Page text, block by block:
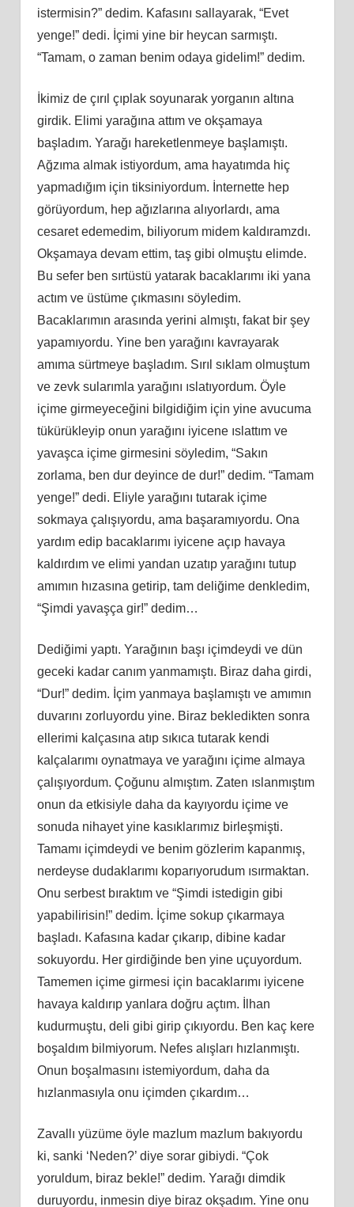
istermisin?” dedim. Kafasını sallayarak, “Evet
yenge!” dedi. İçimi yine bir heycan sarmıştı.
“Tamam, o zaman benim odaya gidelim!” dedim.
İkimiz de çırıl çıplak soyunarak yorganın altına
girdik. Elimi yarağına attım ve okşamaya
başladım. Yarağı hareketlenmeye başlamıştı.
Ağzıma almak istiyordum, ama hayatımda hiç
yapmadığım için tiksiniyordum. İnternette hep
görüyordum, hep ağızlarına alıyorlardı, ama
cesaret edemedim, biliyorum midem kaldıramzdı.
Okşamaya devam ettim, taş gibi olmuştu elimde.
Bu sefer ben sırtüstü yatarak bacaklarımı iki yana
actım ve üstüme çıkmasını söyledim.
Bacaklarımın arasında yerini almıştı, fakat bir şey
yapamıyordu. Yine ben yarağını kavrayarak
amıma sürtmeye başladım. Sırıl sıklam olmuştum
ve zevk sularımla yarağını ıslatıyordum. Öyle
içime girmeyeceğini bilgidiğim için yine avucuma
tükürükleyip onun yarağını iyicene ıslattım ve
yavaşca içime girmesini söyledim, “Sakın
zorlama, ben dur deyince de dur!” dedim. “Tamam
yenge!” dedi. Eliyle yarağını tutarak içime
sokmaya çalışıyordu, ama başaramıyordu. Ona
yardım edip bacaklarımı iyicene açıp havaya
kaldırdım ve elimi yandan uzatıp yarağını tutup
amımın hızasına getirip, tam deliğime denkledim,
“Şimdi yavaşça gir!” dedim…
Dediğimi yaptı. Yarağının başı içimdeydi ve dün
geceki kadar canım yanmamıştı. Biraz daha girdi,
“Dur!” dedim. İçim yanmaya başlamıştı ve amımın
duvarını zorluyordu yine. Biraz bekledikten sonra
ellerimi kalçasına atıp sıkıca tutarak kendi
kalçalarımı oynatmaya ve yarağını içime almaya
çalışıyordum. Çoğunu almıştım. Zaten ıslanmıştım
onun da etkisiyle daha da kayıyordu içime ve
sonuda nihayet yine kasıklarımız birleşmişti.
Tamamı içimdeydi ve benim gözlerim kapanmış,
nerdeyse dudaklarımı koparıyorudum ısırmaktan.
Onu serbest bıraktım ve “Şimdi istedigin gibi
yapabilirisin!” dedim. İçime sokup çıkarmaya
başladı. Kafasına kadar çıkarıp, dibine kadar
sokuyordu. Her girdiğinde ben yine uçuyordum.
Tamemen içime girmesi için bacaklarımı iyicene
havaya kaldırıp yanlara doğru açtım. İlhan
kudurmuştu, deli gibi girip çıkıyordu. Ben kaç kere
boşaldım bilmiyorum. Nefes alışları hızlanmıştı.
Onun boşalmasını istemiyordum, daha da
hızlanmasıyla onu içimden çıkardım…
Zavallı yüzüme öyle mazlum mazlum bakıyordu
ki, sanki ‘Neden?’ diye sorar gibiydi. “Çok
yoruldum, biraz bekle!” dedim. Yarağı dimdik
duruyordu, inmesin diye biraz okşadım. Yine onu